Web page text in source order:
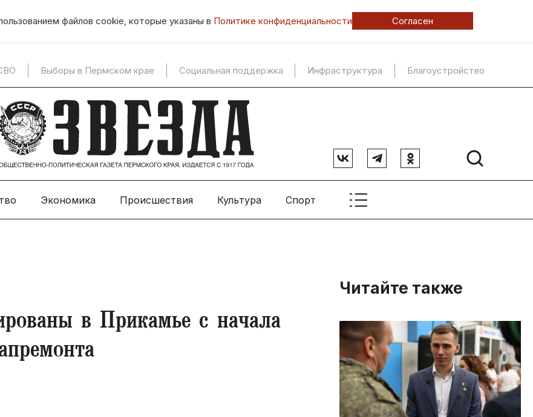
файлов cookie, которые указаны в Политике конфиденциальности Согласен
Выборы в Пермском крае Социальная поддержка Инфраструктура Благоустройство
Экономика Происшествия Культура Спорт
в Прикамье с начала
Читайте также